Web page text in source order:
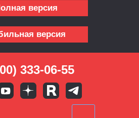
версия
версия
333-06-55